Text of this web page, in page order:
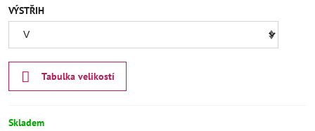
VÝSTŘIH
Tabulka velikostí
Skladem